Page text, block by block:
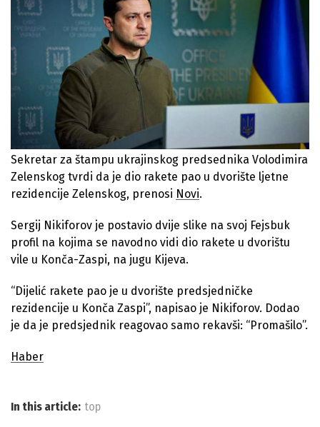
Sekretar za štampu ukrajinskog predsednika Volodimira
Zelenskog tvrdi da je dio rakete pao u dvorište ljetne
rezidencije Zelenskog, prenosi Novi.
Sergij Nikiforov je postavio dvije slike na svoj Fejsbuk
profil na kojima se navodno vidi dio rakete u dvorištu
vile u Konča-Zaspi, na jugu Kijeva.
“Dijelić rakete pao je u dvorište predsjedničke
rezidencije u Konča Zaspi”, napisao je Nikiforov. Dodao
je da je predsjednik reagovao samo rekavši: “Promašilo”.
Haber
In this article: top